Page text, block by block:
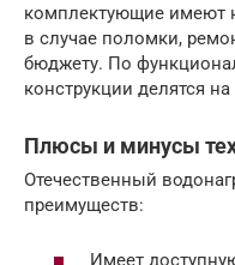
комплектующие имеют
в случае поломки,
бюджету. По
конструкции делятся
Плюсы и минусы
Отечественный
преимуществ:
Имеет